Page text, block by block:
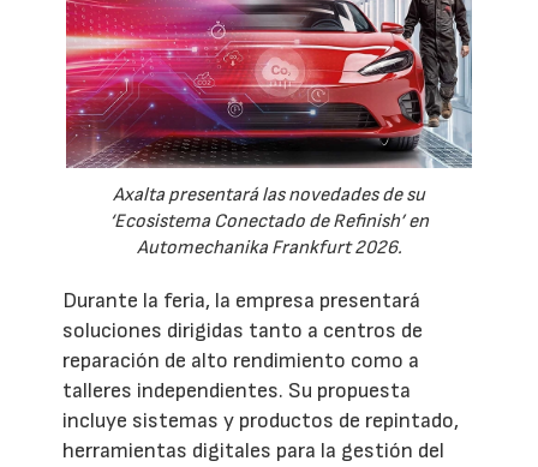
Axalta presentará las novedades de su
‘Ecosistema Conectado de Refinish’ en
Automechanika Frankfurt 2026.
Durante la feria, la empresa presentará
soluciones dirigidas tanto a centros de
reparación de alto rendimiento como a
talleres independientes. Su propuesta
incluye sistemas y productos de repintado,
herramientas digitales para la gestión del